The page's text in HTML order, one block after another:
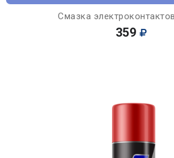
Смазка
359